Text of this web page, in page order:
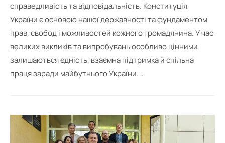
справедливість та відповідальність. Конституція
України є основою нашої державності та фундаментом
прав, свобод і можливостей кожного громадянина. У час
великих викликів та випробувань особливо цінними
залишаються єдність, взаємна підтримка й спільна
праця заради майбутнього України. …